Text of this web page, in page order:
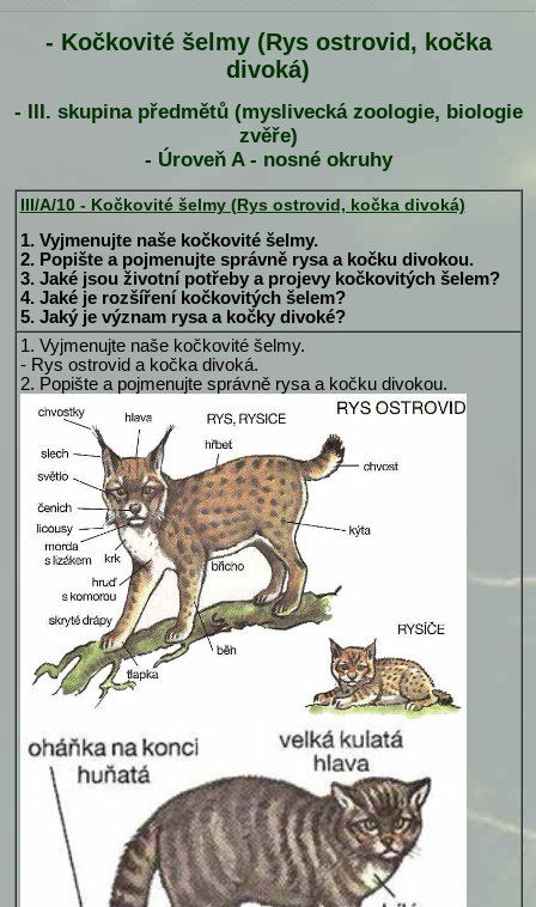
- Kočkovité šelmy (Rys ostrovid, kočka
divoká)
- III. skupina předmětů (myslivecká zoologie, biologie
zvěře)
- Úroveň A - nosné okruhy
III/A/10 - Kočkovité šelmy (Rys ostrovid, kočka divoká)
1. Vyjmenujte naše kočkovité šelmy.
2. Popište a pojmenujte správně rysa a kočku divokou.
3. Jaké jsou životní potřeby a projevy kočkovitých šelem?
4. Jaké je rozšíření kočkovitých šelem?
5. Jaký je význam rysa a kočky divoké?
1. Vyjmenujte naše kočkovité šelmy.
- Rys ostrovid a kočka divoká.
2. Popište a pojmenujte správně rysa a kočku divokou.